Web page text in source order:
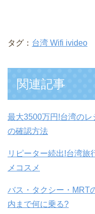
タグ： 台湾 Wifi ivideo
関連記事
最大3500万円!台湾の
の確認方法
リピーター続出!台湾旅
メコスメ
バス・タクシー・MRT
内まで何に乗る?